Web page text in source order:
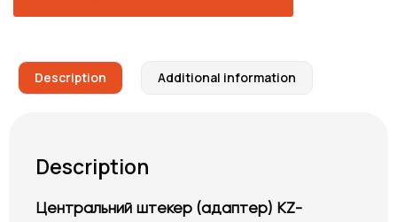
Description Additional information
Description
Центральний штекер (адаптер) KZ-